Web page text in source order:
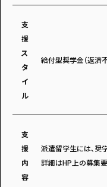
支
援
ス
タ
イ
ル
給付型奨学金（返済
支
援
内
容
派遣留学生には、奨
詳細はHP上の募集要